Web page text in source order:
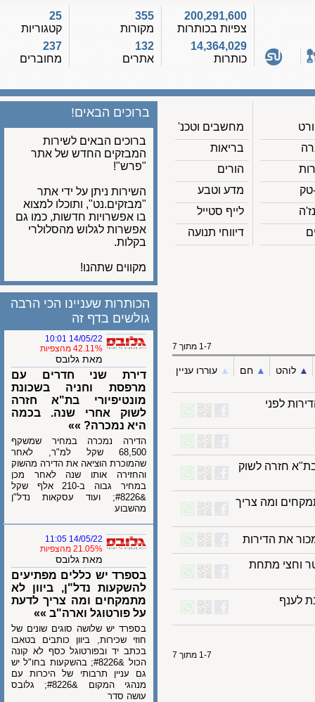
200,291,600
צפיות בכותרות
14,364,029
כותרות
355
מקורות
132
אתרים
קטגוריות
237
מחוברים
מחשבים וטכנ'
בריאות
הורים
מדע וטבע
לייף סטייל
דיווחי תנועה
ברוכים הבאים!
ברוכים הבאים לשירות
המבזקים החדש של אתר
"פרש"!
השירות ניתן על ידי אתר
"מבזקים.נט", ותוכלו למצוא
בו אפשרויות חדשות, כמו גם
אפשרות לגלוש מהסלולרי
בקלות.
מקווים שתהנו!
לוהט ▲︎ חם ▲︎ עוררו עניין
לפני
חזרה לשוק
ומה צריך
את הדירות
וחצי מתחת
הכותרות שעניינו הכי הרבה
גולשים בדף זה
14/05/22 10:01
42.11% מהצפיות
מאת גלובס
דירת שני חדרים עם
מרפסת וחניה בשכונת
מונטיפיורי בת"א חזרה
לשוק אחרי שנה. בכמה
היא נמכרה? »»
הדירה נמכרה במחיר שמשקף
68,500 שקל למ"ר, לאחר
שהמוכרת הוציאה את הדירה מהשוק
והחזירה אותו שנה לאחר מכן
במחיר גבוה ב-210 אלף שקל
&#8226; ועוד עסקאות נדל"ן
מהשבוע
14/05/22 11:05
21.05% מהצפיות
מאת גלובס
בספרד יש כללים מפתיעים
להשקעות נדל"ן, ביוון לא
מתמקחים ומה צריך לדעת
על פורטוגל וארה"ב »»
בספרד יש שלושה סוגים שונים של
חוזי שכירות, ביוון כותבים בטאבו
בכתב יד ובפורטוגל כסף לא קונה
הכול &#8226; בהשקעות בחו"ל יש
גם עניין תרבותי של היכרות עם
מנהגי המקום &#8226; גלובס
עושה סדר